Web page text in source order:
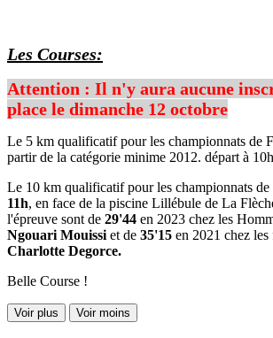
Les Courses:
Attention : Il n'y aura aucune
place le dimanche 12 octobre
Le 5 km qualificatif pour les championnats de
partir de la catégorie minime 2012. départ à
Le 10 km qualificatif pour les championnats de
11h, en face de la piscine Lillébule de La
l'épreuve sont de 29'44 en 2023 chez les
Ngouari Mouissi et de 35'15 en 2021 chez les
Charlotte Degorce.
Belle Course !
Voir plus Voir moins